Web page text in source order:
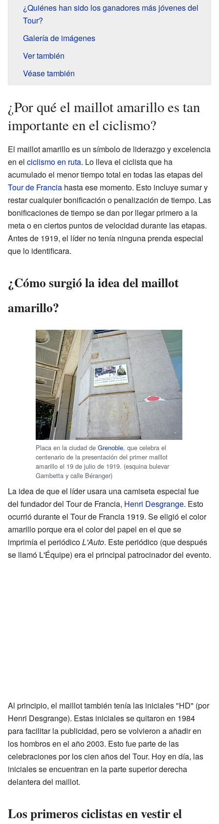
¿Quiénes han sido los ganadores más jóvenes del
Tour?
Galería de imágenes
Ver también
Véase también
¿Por qué el maillot amarillo es tan
importante en el ciclismo?
El maillot amarillo es un símbolo de liderazgo y excelencia
en el ciclismo en ruta. Lo lleva el ciclista que ha
acumulado el menor tiempo total en todas las etapas del
Tour de Francia hasta ese momento. Esto incluye sumar y
restar cualquier bonificación o penalización de tiempo. Las
bonificaciones de tiempo se dan por llegar primero a la
meta o en ciertos puntos de velocidad durante las etapas.
Antes de 1919, el líder no tenía ninguna prenda especial
que lo identificara.
¿Cómo surgió la idea del maillot
amarillo?
Placa en la ciudad de Grenoble, que celebra el
centenario de la presentación del primer maillot
amarillo el 19 de julio de 1919. (esquina bulevar
Gambetta y calle Béranger)
La idea de que el líder usara una camiseta especial fue
del fundador del Tour de Francia, Henri Desgrange. Esto
ocurrió durante el Tour de Francia 1919. Se eligió el color
amarillo porque era el color del papel en el que se
imprimía el periódicoL'Auto. Este periódico (que después
se llamó L'Équipe) era el principal patrocinador del evento.
Al principio, el maillot también tenía las iniciales "HD" (por
Henri Desgrange). Estas iniciales se quitaron en 1984
para facilitar la publicidad, pero se volvieron a añadir en
los hombros en el año 2003. Esto fue parte de las
celebraciones por los cien años del Tour. Hoy en día, las
iniciales se encuentran en la parte superior derecha
delantera del maillot.
Los primeros ciclistas en vestir el